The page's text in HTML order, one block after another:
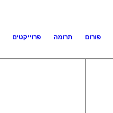
פרוייקטים תרומה פורום